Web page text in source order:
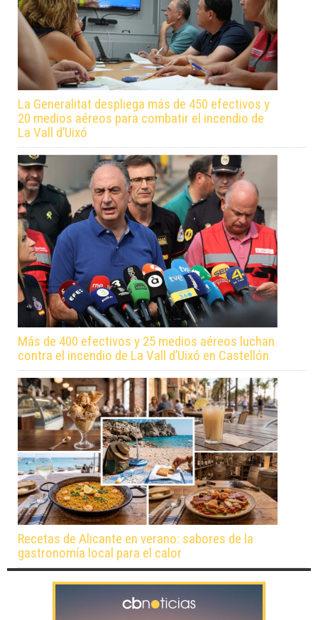
La Generalitat despliega más de 450 efectivos y
20 medios aéreos para combatir el incendio de
La Vall d’Uixó
Más de 400 efectivos y 25 medios aéreos luchan
contra el incendio de La Vall d’Uixó en Castellón
Recetas de Alicante en verano: sabores de la
gastronomía local para el calor